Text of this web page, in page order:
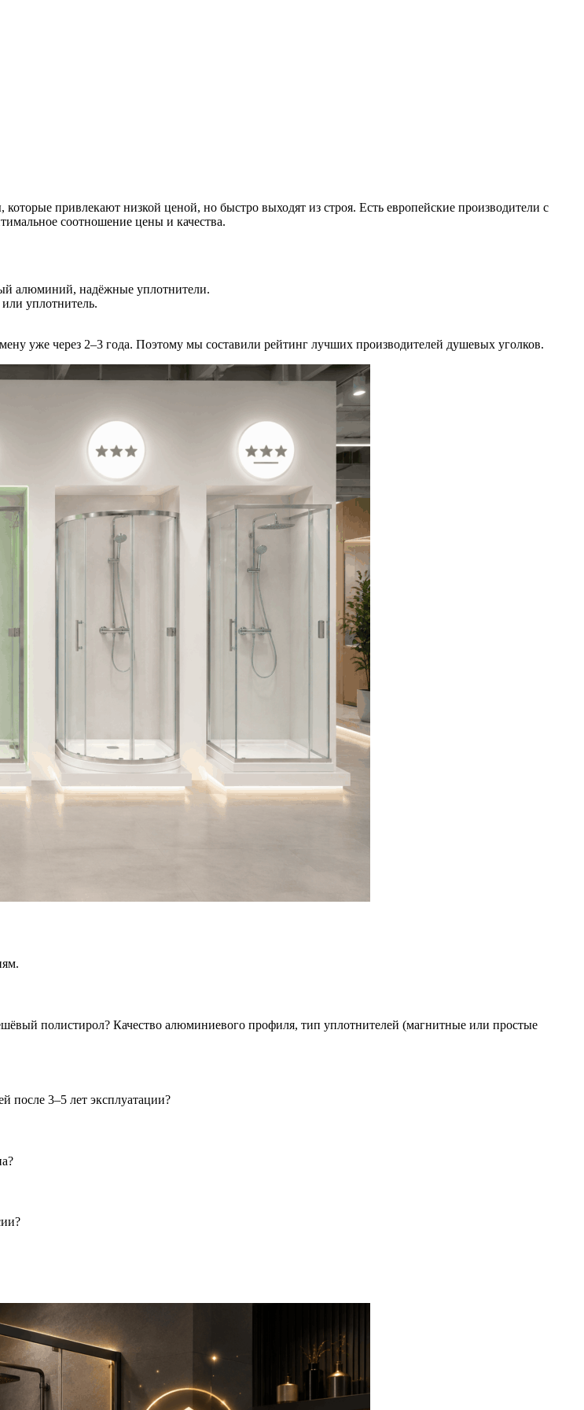
привлекают низкой ценой, но быстро выходят из строя. Есть европейские производители с
соотношение цены и качества.
алюминий, надёжные уплотнители.
уплотнитель.
уже через 2–3 года. Поэтому мы составили рейтинг лучших производителей душевых уголков.
полистирол? Качество алюминиевого профиля, тип уплотнителей (магнитные или простые
после 3–5 лет эксплуатации?